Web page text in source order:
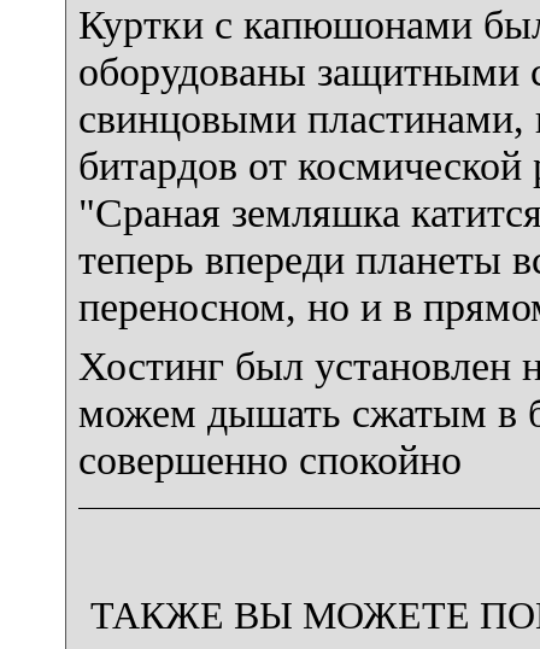
Куртки с капюшонами
оборудованы
свинцовыми
битардов от
"Сраная земляшка
теперь впереди планеты
переносном, но и в
Хостинг был установлен
можем дышать сжатым в
совершенно спокойно
ТАКЖЕ ВЫ МОЖЕТЕ